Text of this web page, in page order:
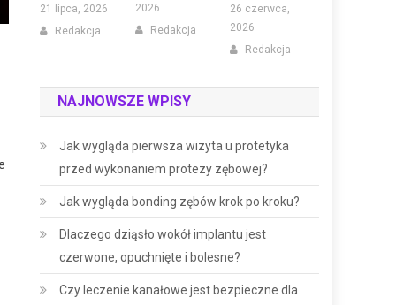
21 lipca, 2026
Redakcja
2026
Redakcja
26 czerwca,
2026
Redakcja
NAJNOWSZE WPISY
Jak wygląda pierwsza wizyta u protetyka
przed wykonaniem protezy zębowej?
Jak wygląda bonding zębów krok po kroku?
Dlaczego dziąsło wokół implantu jest
czerwone, opuchnięte i bolesne?
Czy leczenie kanałowe jest bezpieczne dla